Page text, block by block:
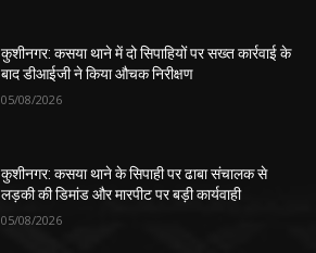
कुशीनगर: कसया थाने में दो सिपाहियों पर सख्त कार्रवाई के
बाद डीआईजी ने किया औचक निरीक्षण
05/08/2026
कुशीनगर: कसया थाने के सिपाही पर ढाबा संचालक से
लड़की की डिमांड और मारपीट पर बड़ी कार्यवाही
05/08/2026